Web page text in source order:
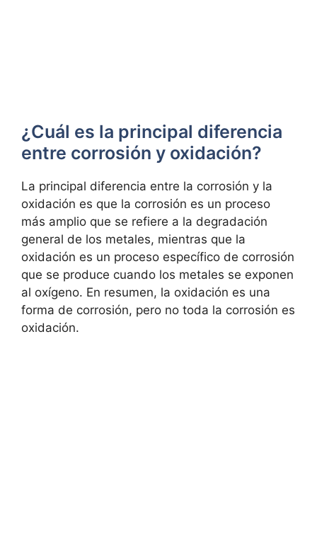
¿Cuál es la principal diferencia
entre corrosión y oxidación?
La principal diferencia entre la corrosión y la
oxidación es que la corrosión es un proceso
más amplio que se refiere a la degradación
general de los metales, mientras que la
oxidación es un proceso específico de corrosión
que se produce cuando los metales se exponen
al oxígeno. En resumen, la oxidación es una
forma de corrosión, pero no toda la corrosión es
oxidación.